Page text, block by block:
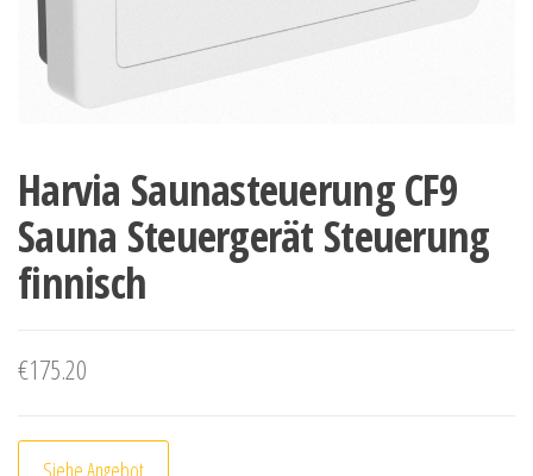
Harvia Saunasteuerung CF9
Sauna Steuergerät Steuerung
finnisch
€175.20
Siehe Angebot